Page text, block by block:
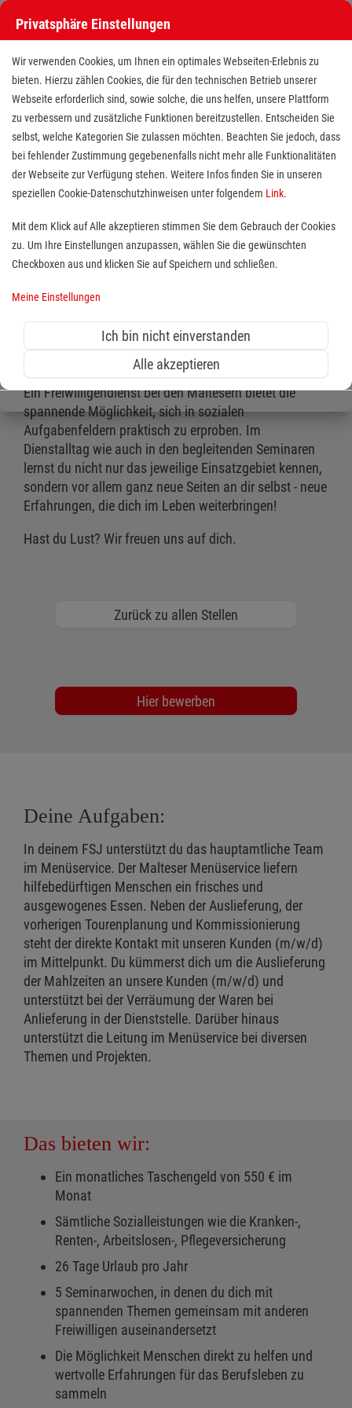
Freiwilligendienst (BFD/FSJ) im
Menüservice
Standort(e):Oberhausen
willkommen. Jeder findet bei uns die Tätigkeit, die ihn
besonders interessiert und gut zu ihm passt. Für
unseren Menüservice in Oberhausen suchen wir
Ein Freiwilligendienst bei den Maltesern bietet die
spannende Möglichkeit, sich in sozialen
Aufgabenfeldern praktisch zu erproben. Im
Dienstalltag wie auch in den begleitenden Seminaren
lernst du nicht nur das jeweilige Einsatzgebiet kennen,
sondern vor allem ganz neue Seiten an dir selbst - neue
Erfahrungen, die dich im Leben weiterbringen!
Hast du Lust? Wir freuen uns auf dich.
Zurück zu allen Stellen
Hier bewerben
Deine Aufgaben:
In deinem FSJ unterstützt du das hauptamtliche Team
im Menüservice. Der Malteser Menüservice liefern
hilfebedürftigen Menschen ein frisches und
ausgewogenes Essen. Neben der Auslieferung, der
vorherigen Tourenplanung und Kommissionierung
steht der direkte Kontakt mit unseren Kunden (m/w/d)
im Mittelpunkt. Du kümmerst dich um die Auslieferung
der Mahlzeiten an unsere Kunden (m/w/d) und
unterstützt bei der Verräumung der Waren bei
Anlieferung in der Dienststelle. Darüber hinaus
unterstützt die Leitung im Menüservice bei diversen
Themen und Projekten.
Das bieten wir:
Ein monatliches Taschengeld von 550 € im
Monat
Sämtliche Sozialleistungen wie die Kranken-,
Renten-, Arbeitslosen-, Pflegeversicherung
26 Tage Urlaub pro Jahr
5 Seminarwochen, in denen du dich mit
spannenden Themen gemeinsam mit anderen
Freiwilligen auseinandersetzt
Die Möglichkeit Menschen direkt zu helfen und
wertvolle Erfahrungen für das Berufsleben zu
sammeln
Privatsphäre Einstellungen
Wir verwenden Cookies, um Ihnen ein optimales Webseiten-Erlebnis zu
bieten. Hierzu zählen Cookies, die für den technischen Betrieb unserer
Webseite erforderlich sind, sowie solche, die uns helfen, unsere Plattform
zu verbessern und zusätzliche Funktionen bereitzustellen. Entscheiden Sie
selbst, welche Kategorien Sie zulassen möchten. Beachten Sie jedoch, dass
bei fehlender Zustimmung gegebenenfalls nicht mehr alle Funktionalitäten
der Webseite zur Verfügung stehen. Weitere Infos finden Sie in unseren
speziellen Cookie-Datenschutzhinweisen unter folgendem Link.
Mit dem Klick auf Alle akzeptieren stimmen Sie dem Gebrauch der Cookies
zu. Um Ihre Einstellungen anzupassen, wählen Sie die gewünschten
Checkboxen aus und klicken Sie auf Speichern und schließen.
Meine Einstellungen
Ich bin nicht einverstanden
Alle akzeptieren